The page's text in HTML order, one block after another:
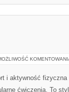
i aktywność
ćwiczenia. To